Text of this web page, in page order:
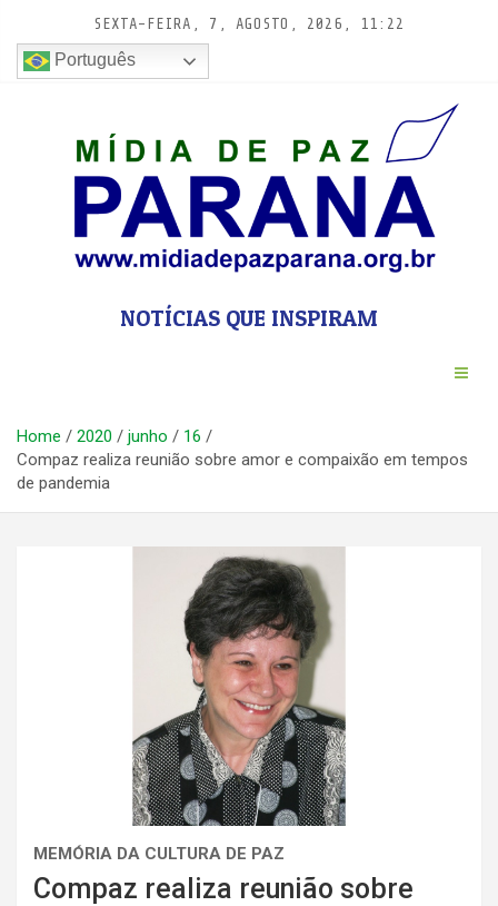
conteúdo
SEXTA-FEIRA, 7, AGOSTO, 2026, 11:22
Português
NOTÍCIAS QUE INSPIRAM
Home 2020 junho
16
Compaz realiza reunião sobre amor e compaixão em tempos
de pandemia
MEMÓRIA DA CULTURA DE PAZ
Compaz realiza reunião sobre